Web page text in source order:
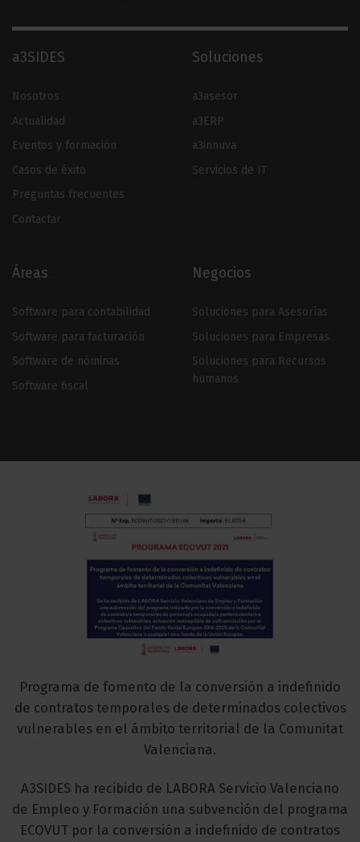
a3SIDES
Nosotros
Actualidad
Eventos y formación
Casos de éxito
Preguntas frecuentes
Contactar
Soluciones
a3asesor
a3ERP
a3innuva
Servicios de IT
Áreas
Software para contabilidad
Software para facturación
Software de nóminas
Software fiscal
Negocios
Soluciones para Asesorías
Soluciones para Empresas
Soluciones para Recursos
humanos
Programa de fomento de la conversión a indefinido
de contratos temporales de determinados colectivos
vulnerables en el ámbito territorial de la Comunitat
Valenciana.
A3SIDES ha recibido de LABORA Servicio Valenciano
de Empleo y Formación una subvención del programa
ECOVUT por la conversión a indefinido de contratos